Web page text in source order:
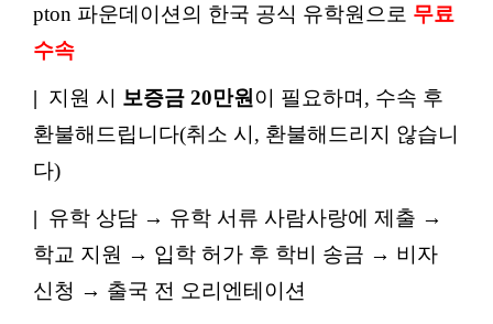
pton 파운데이션의 한국 공식 유학원으로 무료
수속
| 지원 시 보증금 20만원 이 필요하며, 수속 후
환불해드립니다(취소 시, 환불해드리지 않습니
다)
| 유학 상담 → 유학 서류 사람사랑에 제출 →
학교 지원 → 입학 허가 후 학비 송금 → 비자
신청 → 출국 전 오리엔테이션